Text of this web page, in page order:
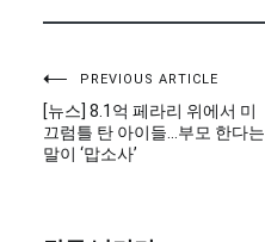
글
탐
색
PREVIOUS ARTICLE
[뉴스] 8.1억 페라리 위에서 미
끄럼틀 탄 아이들…부모 한다는
말이 ‘맙소사’